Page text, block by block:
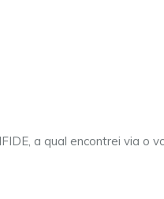
a qual encontrei via o